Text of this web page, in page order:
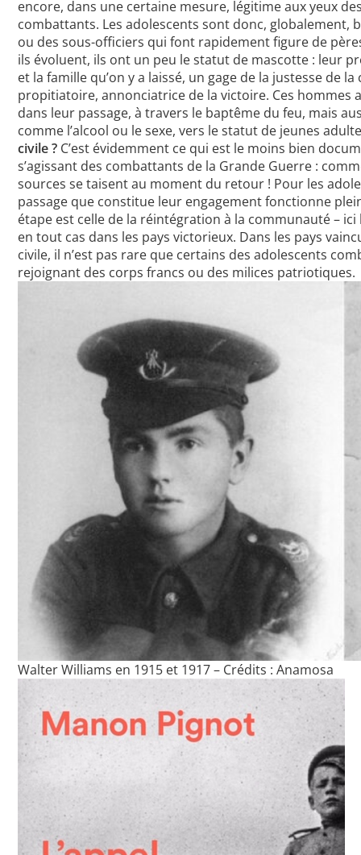
encore, dans une certaine mesure, légitime aux yeux
combattants. Les adolescents sont donc, globalement,
ou des sous-officiers qui font rapidement figure de
ils évoluent, ils ont un peu le statut de mascotte : leur
et la famille qu’on y a laissé, un gage de la justesse de
propitiatoire, annonciatrice de la victoire. Ces hommes
dans leur passage, à travers le baptême du feu, mais
comme l’alcool ou le sexe, vers le statut de jeunes
civile ? C’est évidemment ce qui est le moins bien
s’agissant des combattants de la Grande Guerre :
sources se taisent au moment du retour ! Pour les
passage que constitue leur engagement fonctionne
étape est celle de la réintégration à la communauté –
en tout cas dans les pays victorieux. Dans les pays
civile, il n’est pas rare que certains des adolescents
rejoignant des corps francs ou des milices patriotiques.
Walter Williams en 1915 et 1917 – Crédits : Anamosa